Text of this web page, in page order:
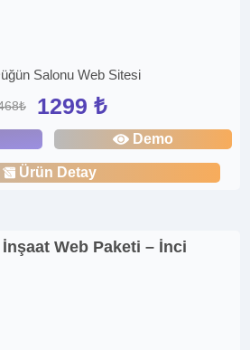
Salonu Web Sitesi
1299 ₺
Demo
Ürün Detay